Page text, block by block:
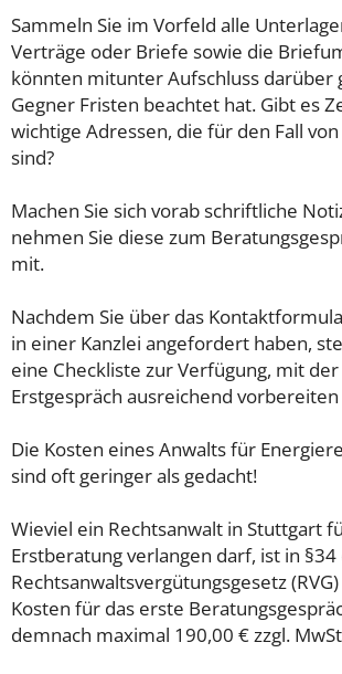
Sammeln Sie im Vorfeld alle
Verträge oder Briefe sowie die
könnten mitunter Aufschluss darüber
Gegner Fristen beachtet hat. Gibt es
wichtige Adressen, die für den Fall
sind?
Machen Sie sich vorab schriftliche
nehmen Sie diese zum
mit.
Nachdem Sie über das
in einer Kanzlei angefordert haben,
eine Checkliste zur Verfügung, mit der
Erstgespräch ausreichend
Die Kosten eines Anwalts für
sind oft geringer als gedacht!
Wieviel ein Rechtsanwalt in Stuttgart
Erstberatung verlangen darf, ist in §34
Rechtsanwaltsvergütungsgesetz
Kosten für das erste
demnach maximal 190,00 € zzgl.